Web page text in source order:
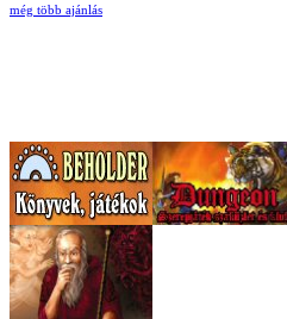
még több ajánlás